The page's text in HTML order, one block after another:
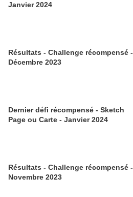
Janvier 2024
Résultats - Challenge récompensé -
Décembre 2023
Dernier défi récompensé - Sketch
Page ou Carte - Janvier 2024
Résultats - Challenge récompensé -
Novembre 2023